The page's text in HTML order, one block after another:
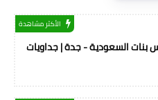
الأكثر مشاهدة
بنات السعودية - جدة | جداويات